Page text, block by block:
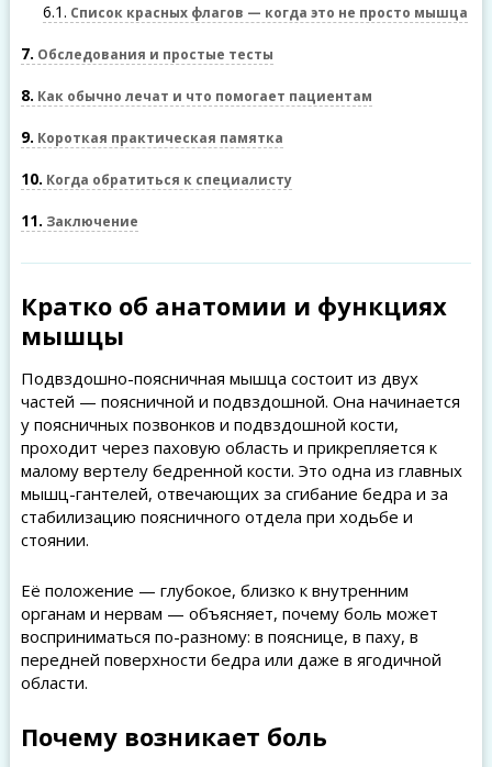
6.1 Список красных флагов — когда это не просто мышца
7 Обследования и простые тесты
8 Как обычно лечат и что помогает пациентам
9 Короткая практическая памятка
10 Когда обратиться к специалисту
11 Заключение
Кратко об анатомии и функциях
мышцы
Подвздошно-поясничная мышца состоит из двух
частей — поясничной и подвздошной. Она начинается
у поясничных позвонков и подвздошной кости,
проходит через паховую область и прикрепляется к
малому вертелу бедренной кости. Это одна из главных
мышц-гантелей, отвечающих за сгибание бедра и за
стабилизацию поясничного отдела при ходьбе и
стоянии.
Её положение — глубокое, близко к внутренним
органам и нервам — объясняет, почему боль может
восприниматься по-разному: в пояснице, в паху, в
передней поверхности бедра или даже в ягодичной
области.
Почему возникает боль